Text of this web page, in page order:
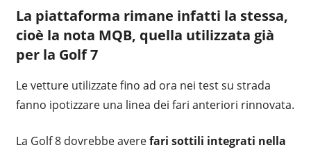
La piattaforma rimane infatti la stessa,
cioè la nota MQB, quella utilizzata già
per la Golf 7
Le vetture utilizzate fino ad ora nei test su strada
fanno ipotizzare una linea dei fari anteriori rinnovata.
La Golf 8 dovrebbe averefari sottili integrati nella